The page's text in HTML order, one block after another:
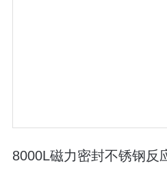
8000L磁力密封不锈钢反